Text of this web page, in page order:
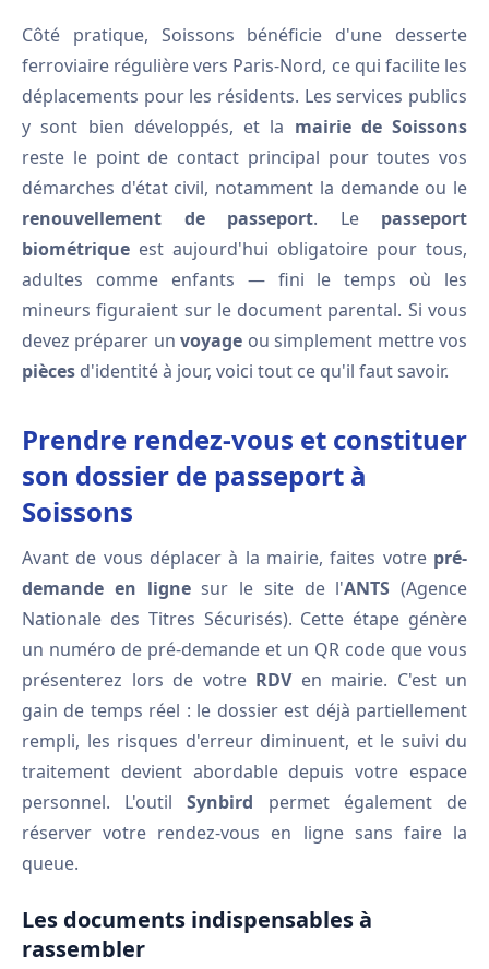
Côté pratique, Soissons bénéficie d'une desserte
ferroviaire régulière vers Paris-Nord, ce qui facilite les
déplacements pour les résidents. Les services publics
y sont bien développés, et la mairie de Soissons
reste le point de contact principal pour toutes vos
démarches d'état civil, notamment la demande ou le
renouvellement de passeport. Le passeport
biométrique est aujourd'hui obligatoire pour tous,
adultes comme enfants — fini le temps où les
mineurs figuraient sur le document parental. Si vous
devez préparer unvoyage ou simplement mettre vos
pièces d'identité à jour, voici tout ce qu'il faut savoir.
Prendre rendez-vous et constituer
son dossier de passeport à
Soissons
Avant de vous déplacer à la mairie, faites votre pré-
demande en lignesur le site de l'ANTS (Agence
Nationale des Titres Sécurisés). Cette étape génère
un numéro de pré-demande et un QR code que vous
présenterez lors de votre RDVen mairie. C'est un
gain de temps réel : le dossier est déjà partiellement
rempli, les risques d'erreur diminuent, et le suivi du
traitement devient abordable depuis votre espace
personnel. L'outilSynbird permet également de
réserver votre rendez-vous en ligne sans faire la
queue.
Les documents indispensables à
rassembler